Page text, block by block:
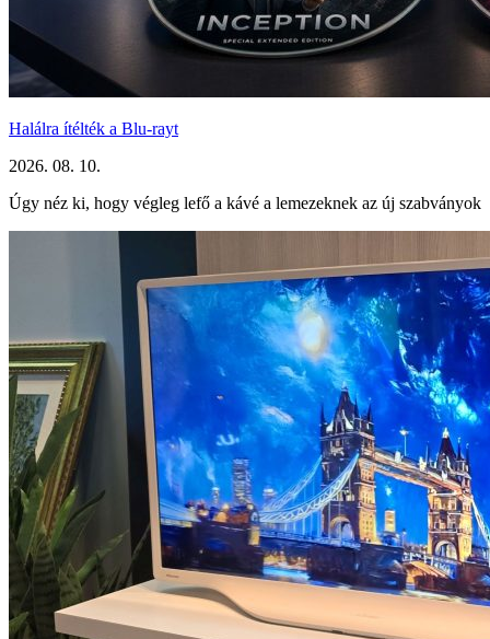
Halálra ítélték a Blu-rayt
2026. 08. 10.
Úgy néz ki, hogy végleg lefő a kávé a lemezeknek az új szabványok